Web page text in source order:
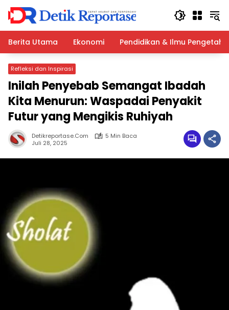
Langsung
konten
Berita Utama
Ekonomi Pendidikan & Ilmu
Refleksi dan Inspirasi
Inilah Penyebab Semangat Ibadah
Kita Menurun: Waspadai Penyakit
Futur yang Mengikis Ruhiyah
Detikreportase.com
5 Min Baca
Juli 28, 2025